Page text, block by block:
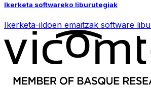
Ikerketa softwareko liburutegiak
Ikerketa-ildoen emaitzak software